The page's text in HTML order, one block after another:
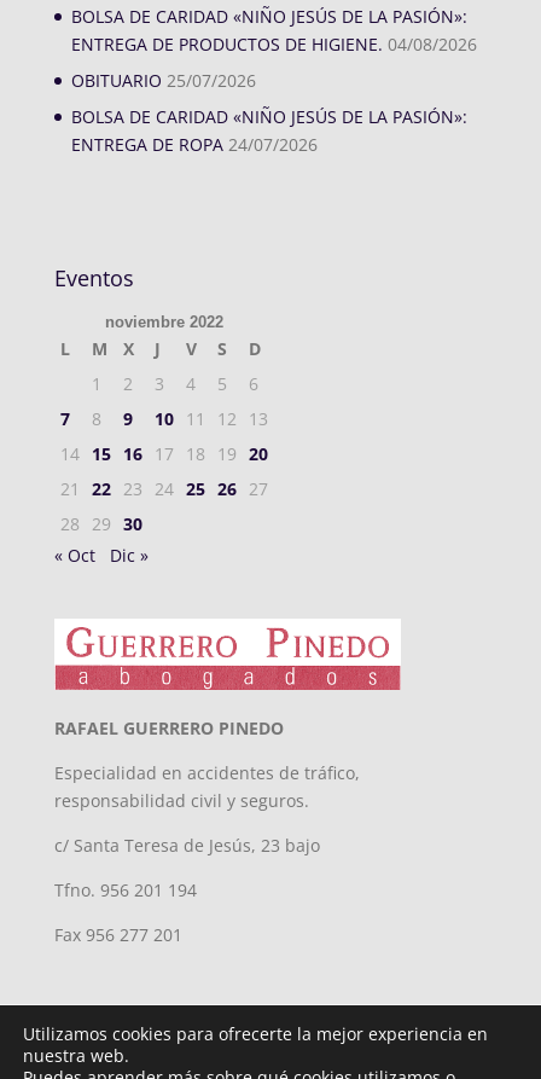
BOLSA DE CARIDAD «NIÑO JESÚS DE LA PASIÓN»:
ENTREGA DE PRODUCTOS DE HIGIENE. 04/08/2026
OBITUARIO 25/07/2026
BOLSA DE CARIDAD «NIÑO JESÚS DE LA PASIÓN»:
ENTREGA DE ROPA 24/07/2026
Eventos
noviembre 2022
L M X J V S
D
1
2 3 4 5
6
7
8 9 10 11 12
13
14 15 16 17 18 19 20
21
22 23 24 25 26 27
28
29 30
« Oct
Dic »
RAFAEL GUERRERO PINEDO
Especialidad en accidentes de tráfico,
responsabilidad civil y seguros.
c/ Santa Teresa de Jesús, 23 bajo
Tfno. 956 201 194
Fax 956 277 201
Utilizamos cookies para ofrecerte la mejor experiencia en
nuestra web.